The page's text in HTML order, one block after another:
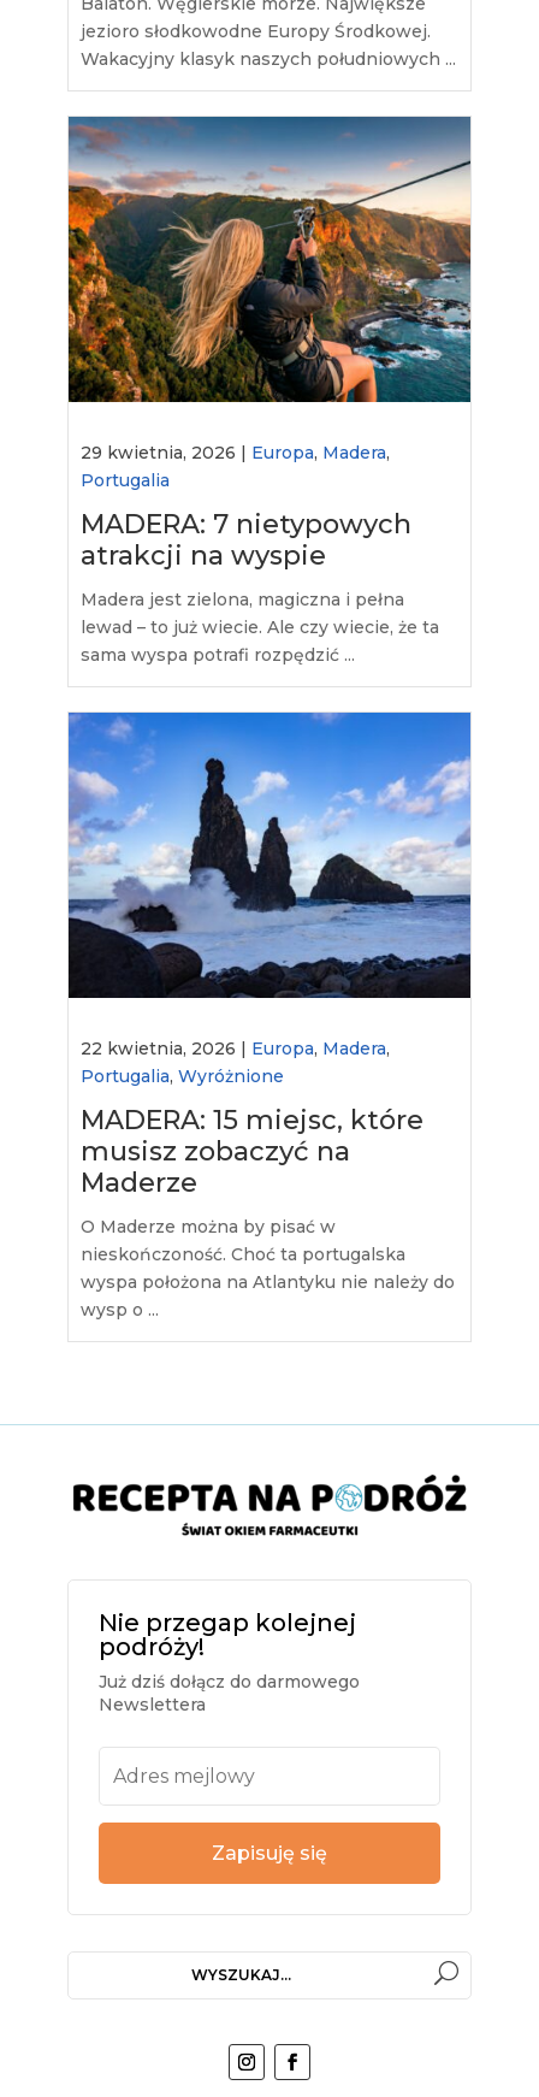
jezioro słodkowodne Europy Środkowej.
Wakacyjny klasyk naszych południowych ...
29 kwietnia, 2026 | Europa, Madera,
Portugalia
MADERA: 7 nietypowych
atrakcji na wyspie
Madera jest zielona, magiczna i pełna
lewad – to już wiecie. Ale czy wiecie, że ta
sama wyspa potrafi rozpędzić ...
22 kwietnia, 2026 | Europa, Madera,
Portugalia, Wyróżnione
MADERA: 15 miejsc, które
musisz zobaczyć na
Maderze
O Maderze można by pisać w
nieskończoność. Choć ta portugalska
wyspa położona na Atlantyku nie należy do
wysp o ...
Nie przegap kolejnej
podróży!
Już dziś dołącz do darmowego
Newslettera
Zapisuję się